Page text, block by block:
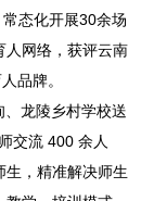
态化开展30余场
人网络，获评云南
品牌。
龙陵乡村学校送
交流 400 余人
生，精准解决师生